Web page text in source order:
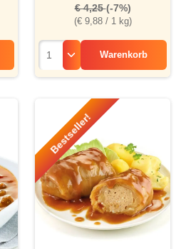
(€ 9,88 / 1 kg)
€ 4,25(-7%)
Warenkorb
Bestseller!